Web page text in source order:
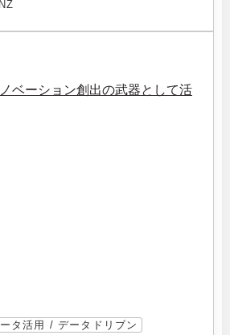
ベーション創出の武器として活
タ活用 / データドリブン